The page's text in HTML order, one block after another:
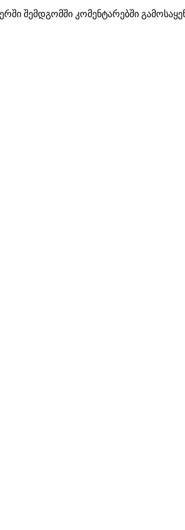
შემდგომში კომენტარებში